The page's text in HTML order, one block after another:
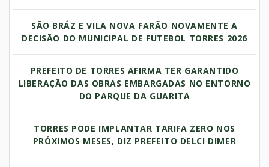
SÃO BRÁZ E VILA NOVA FARÃO NOVAMENTE A
DECISÃO DO MUNICIPAL DE FUTEBOL TORRES 2026
PREFEITO DE TORRES AFIRMA TER GARANTIDO
LIBERAÇÃO DAS OBRAS EMBARGADAS NO ENTORNO
DO PARQUE DA GUARITA
TORRES PODE IMPLANTAR TARIFA ZERO NOS
PRÓXIMOS MESES, DIZ PREFEITO DELCI DIMER